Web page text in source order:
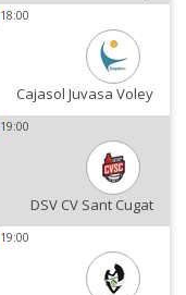
18:00
Cajasol Juvasa Voley
19:00
DSV CV Sant Cugat
19:00